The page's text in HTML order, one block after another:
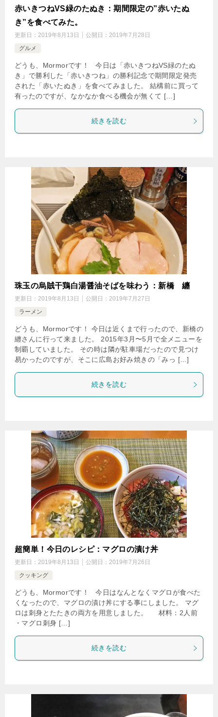
赤いきつねVS緑のたぬき：期間限定の”赤いたぬ
き”を食べてみた。
更新日： 2019年8月13日 公開日： 2019年7月28日
グルメ
どうも、Mormorです！ 今日は「赤いきつねVS緑のたぬ
き」で勝利した「赤いきつね」の勝利記念で期間限定発売
された「赤いたぬき」を食べてみました。 結構前に買って
有ったのですが、なかなか食べる機会が無くて […]
続きを読む
珠玉の烏賊干鶏白湯醤油そばを味わう：新橋 纏
更新日： 2019年8月13日 公開日： 2019年7月27日
ラーメン
どうも、Mormorです！ 今日は近くまで行ったので、新橋の
纏さんに行って来ました。 2015年3月〜5月で全メニューを
制覇していました。 その時は隣が駐車場だったので見つけ
易かったのですが、そこに広島お好み焼きの「みっ […]
続きを読む
超簡単！今日のレシピ：マグロの漬け丼
更新日： 2019年8月13日 公開日： 2019年7月26日
クッキング
どうも、Mormorです！ 今日はなんとなくマグロが食べた
くなったので、マグロの漬け丼にする事にしました。 マグ
ロは刺身とたたきの両方を用意しました。 材料：2人前
・マグロ刺身 […]
続きを読む